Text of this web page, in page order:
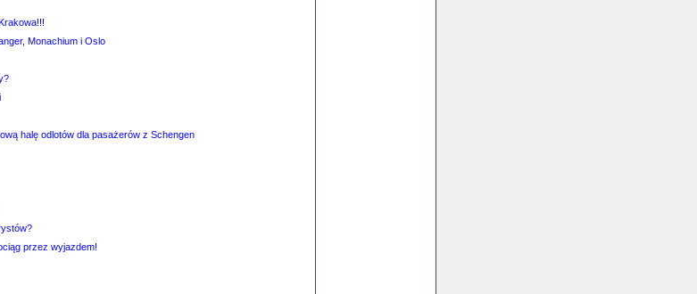
Monachium i Oslo
halę odlotów dla pasażerów z Schengen
przez wyjazdem!